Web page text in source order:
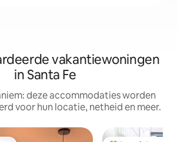
vakantiewoningen
in Santa Fe
deze accommodaties worden
voor hun locatie, netheid en meer.